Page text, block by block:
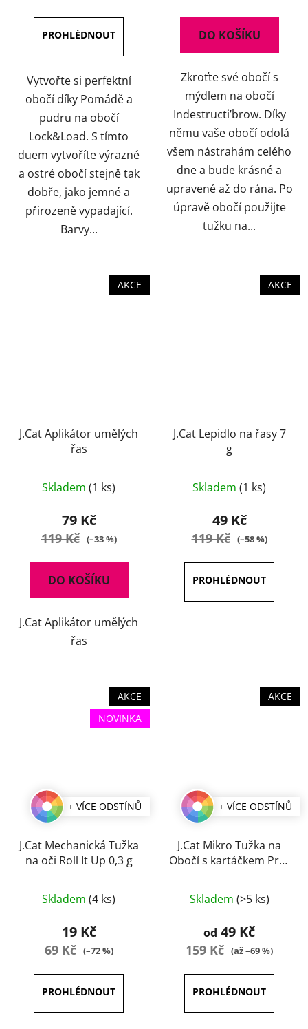
4,0
z
5
hvězdiček.
Vytvořte si perfektní
obočí díky Pomádě a
pudru na obočí
Lock&Load. S tímto
duem vytvoříte výrazné
a ostré obočí stejně tak
dobře, jako jemné a
přirozeně vypadající.
Barvy...
5,0
z
hvězdiček.
DO KOŠÍKU
Zkroťte své obočí s
mýdlem na obočí
Indestructi’brow. Díky
němu vaše obočí odolá
všem nástrahám celého
dne a bude krásné a
upravené až do rána. Po
úpravě obočí použijte
tužku na...
AKCE
J.Cat Aplikátor umělých
řas
Skladem (1 ks)
79 Kč
119 Kč (–33 %)
DO KOŠÍKU
J.Cat Aplikátor umělých
řas
AKCE
J.Cat Lepidlo na řasy 7
g
Skladem (1 ks)
49 Kč
119 Kč (–58 %)
AKCE
NOVINKA
+ VÍCE ODSTÍNŮ
J.Cat Mechanická Tužka
na oči Roll It Up 0,3 g
hodnocení
produktu
5
hvězdiček.
Skladem (4 ks)
19 Kč
69 Kč (–72 %)
AKCE
+ VÍCE ODSTÍNŮ
J.Cat Mikro Tužka na
Obočí s kartáčkem Pro-
hodnocení
produktu
5
hvězdiček.
Skladem (>5 ks)
od 49 Kč
159 Kč (až –69 %)